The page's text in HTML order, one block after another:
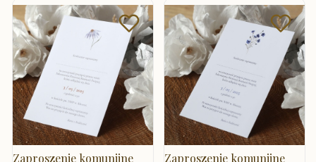
Zaproszenie komunijne Zaproszenie komunijne